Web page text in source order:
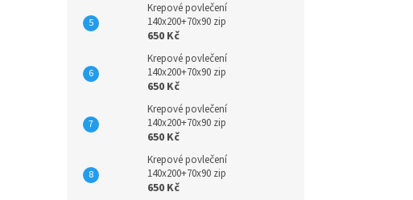
Krepové povlečení
140x200+70x90 zip
650 Kč
Krepové povlečení
140x200+70x90 zip
650 Kč
Krepové povlečení
140x200+70x90 zip
650 Kč
Krepové povlečení
140x200+70x90 zip
650 Kč